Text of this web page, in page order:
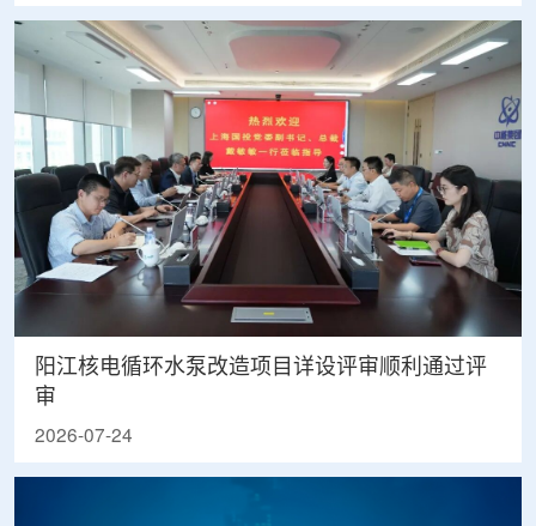
阳江核电循环水泵改造项目详设评审顺利通过评
审
2026-07-24